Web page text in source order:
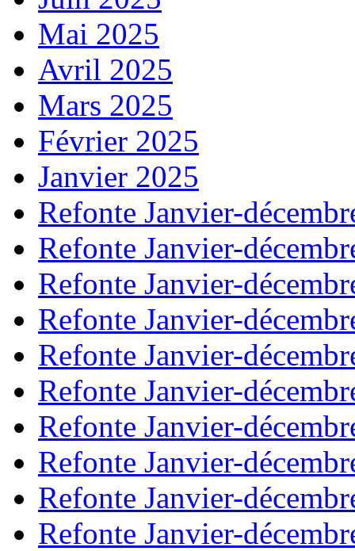
Mai 2025
Avril 2025
Mars 2025
Février 2025
Janvier 2025
Refonte Janvier-
Refonte Janvier-
Refonte Janvier-
Refonte Janvier-
Refonte Janvier-
Refonte Janvier-
Refonte Janvier-
Refonte Janvier-
Refonte Janvier-
Refonte Janvier-